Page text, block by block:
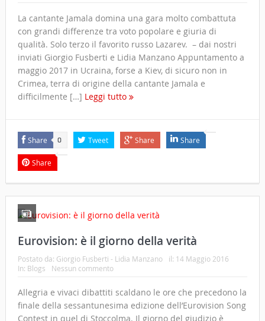
La cantante Jamala domina una gara molto combattuta
con grandi differenze tra voto popolare e giuria di
qualità. Solo terzo il favorito russo Lazarev. – dai nostri
inviati Giorgio Fusberti e Lidia Manzano Appuntamento a
maggio 2017 in Ucraina, forse a Kiev, di sicuro non in
Crimea, terra di origine della cantante Jamala e
difficilmente […] Leggi tutto
Share 0 Tweet Share Share
Share
Eurovision: è il giorno della verità
Postato da: Giorgio Fusberti - Lidia Manzano il: 14 Maggio 2016
In: Blogs Nessun commento
Allegria e vivaci dibattiti scaldano le ore che precedono la
finale della sessantunesima edizione dell’Eurovision Song
Contest in quel di Stoccolma. Il giorno del giudizio è